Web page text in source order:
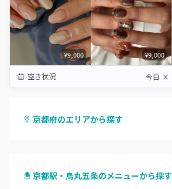
¥9,000 ¥9,000
空き状況 今日 ×
京都府のエリアから探す
四条河原町・河原町三条
京都駅・烏丸五条のメニューから探す